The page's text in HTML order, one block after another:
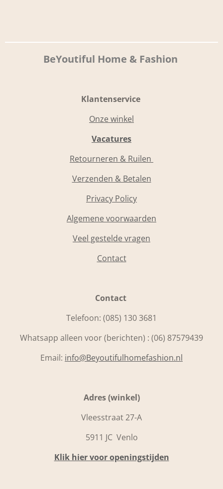
BeYoutiful Home & Fashion
Klantenservice
Onze winkel
Vacatures
Retourneren & Ruilen
Verzenden & Betalen
Privacy Policy
Algemene voorwaarden
Veel gestelde vragen
Contact
Contact
Telefoon: (085) 130 3681
Whatsapp alleen voor (berichten) : (06) 87579439
Email: info@Beyoutifulhomefashion.nl
Adres (winkel)
Vleesstraat 27-A
5911 JC Venlo
Klik hier voor openingstijden